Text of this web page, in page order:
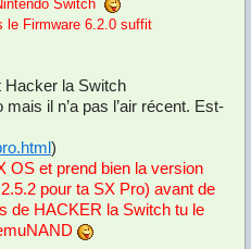
Switch
le Firmware 6.2.0 suffit
Hacker la Switch
il n’a pas l’air récent. Est-
)
OS et prend bien la version
pour ta SX Pro) avant de
de HACKER la Switch tu le